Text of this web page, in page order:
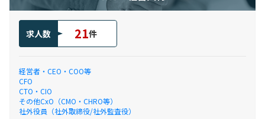
求人数 21件
経営者・CEO・COO等
CFO
CTO・CIO
その他CxO（CMO・CHRO等）
社外役員（社外取締役/社外監査役）